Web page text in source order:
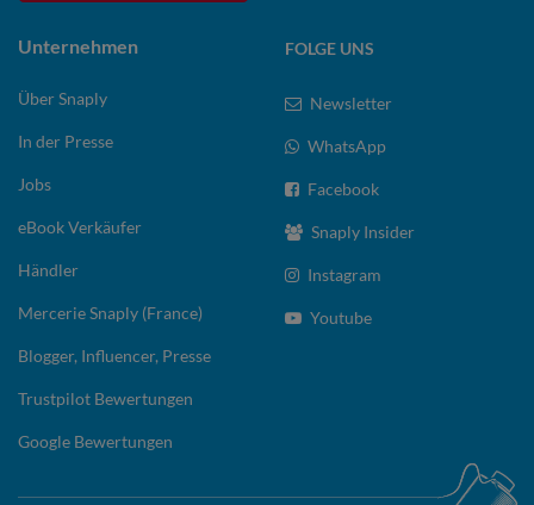
Unternehmen
Über Snaply
In der Presse
Jobs
eBook Verkäufer
Händler
Mercerie Snaply (France)
Blogger, Influencer, Presse
Trustpilot Bewertungen
Google Bewertungen
FOLGE UNS
Newsletter
WhatsApp
Facebook
Snaply Insider
Instagram
Youtube